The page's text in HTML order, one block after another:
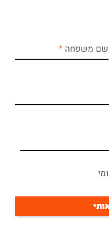
שם משפחה